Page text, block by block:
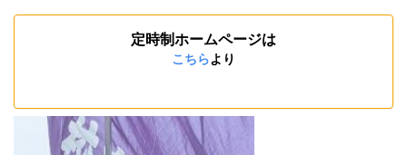
定時制ホームページは
こちらより